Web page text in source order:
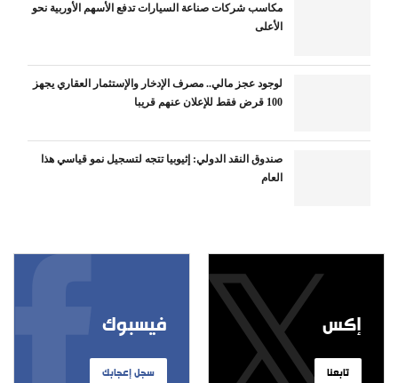
مكاسب شركات صناعة السيارات تدفع الأسهم الأوربية نحو
الأعلى
لوجود عجز مالي.. مصرف الإدخار والإستثمار العقاري يجهز
100 قرض فقط للإعلان عنهم قريبا
صندوق النقد الدولي: إثيوبيا تتجه لتسجيل نمو قياسي هذا
العام
فيسبوك
سجل إعجابك
إكس
تابعنا